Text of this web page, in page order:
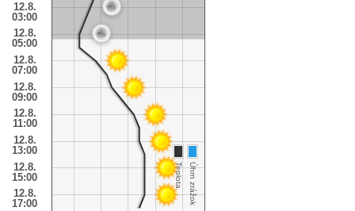
12.8.
03:00
12.8.
05:00
12.8.
07:00
12.8.
09:00
12.8.
11:00
12.8.
13:00
12.8.
15:00
12.8.
17:00
Úhrn zrážok
Teplota